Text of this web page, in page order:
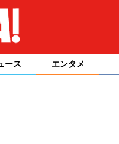
ース エンタメ